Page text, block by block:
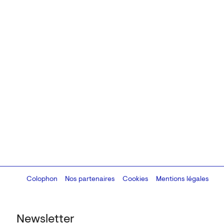
Newsletter
Colophon
Design:Marcel Kaczmarek, code:8080.studio
Nos partenaires Cookies Mentions légales